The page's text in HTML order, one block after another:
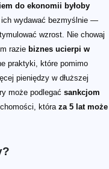
do ekonomii byłoby
ich wydawać bezmyślnie —
wzrost. Nie chowaj
razie biznes ucierpi w
praktyki, które pomimo
pieniędzy w dłuższej
może podlegać sankcjom
która za 5 lat może